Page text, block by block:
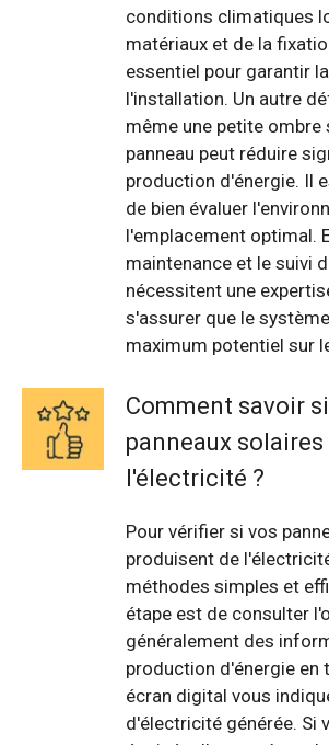
conditions climatiques
matériaux et de la
essentiel pour garantir
l'installation. Un autre
même une petite ombre
panneau peut réduire
production d'énergie. Il
de bien évaluer
l'emplacement optimal.
maintenance et le suivi
nécessitent une
s'assurer que le
maximum potentiel sur
Comment savoir
panneaux
l'électricité ?
Pour vérifier si vos
produisent de
méthodes simples et
étape est de consulter
généralement des
production d'énergie en
écran digital vous
d'électricité générée. Si